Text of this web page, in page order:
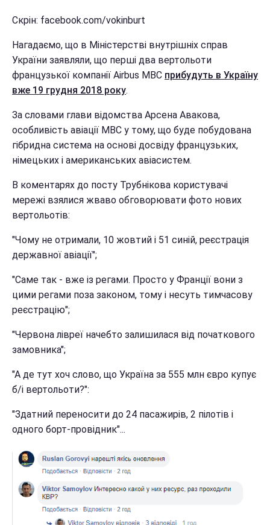
Скрін: facebook.com/vokinburt
Нагадаємо, що в Міністерстві внутрішніх справ
України заявляли, що перші два вертольоти
французької компанії Airbus МВС прибудуть в Україну
вже 19 грудня 2018 року.
За словами глави відомства Арсена Авакова,
особливість авіації МВС у тому, що буде побудована
гібридна система на основі досвіду французьких,
німецьких і американських авіасистем.
В коментарях до посту Трубнікова користувачі
мережі взялися жваво обговорювати фото нових
вертольотів:
"Чому не отримали, 10 жовтий і 51 синій, реєстрація
державної авіації";
"Саме так - вже із регами. Просто у Франції вони з
цими регами поза законом, тому і несуть тимчасову
реєстрацію";
"Червона лівреї начебто залишилася від початкового
замовника";
"А де тут хоч слово, що Україна за 555 млн євро купує
б/і вертольоти?":
"Здатний переносити до 24 пасажирів, 2 пілотів і
одного борт-провідник"...